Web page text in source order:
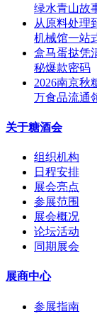
绿水青山故
从原料处理
机械馆一站
盒马蛋挞凭
秘爆款密码
2026南京秋
万食品流通
关于糖酒会
组织机构
日程安排
展会亮点
参展范围
展会概况
论坛活动
同期展会
展商中心
参展指南